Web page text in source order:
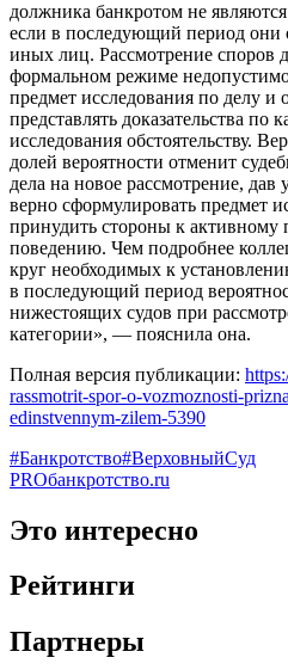
должника банкротом не
если в последующий период они
иных лиц. Рассмотрение споров
формальном режиме
предмет исследования по делу и
представлять доказательства
исследования обстоятельству.
долей вероятности отменит
дела на новое рассмотрение,
верно сформулировать предмет
принудить стороны к активному
поведению. Чем подробнее
круг необходимых к
в последующий период
нижестоящих судов при
категории», — пояснила она.
Полная версия публикации:
rassmotrit-spor-o-vozmoznosti-
edinstvennym-zilem-5390
#Банкротство#ВерховныйСуд
PROбанкротство.ru
Это интересно
Рейтинги
Партнеры